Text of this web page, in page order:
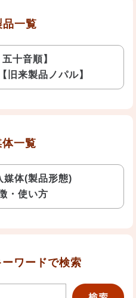
一覧
十音順】
旧来製品ノパル】
一覧
媒体(製品形態)
・使い方
ワードで検索